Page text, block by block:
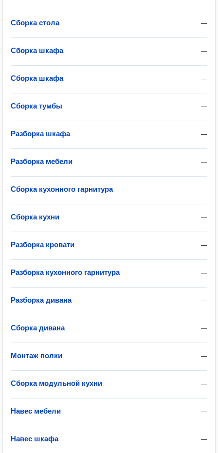
—
Сборка стола
—
Сборка шкафа
—
Сборка шкафа
—
Сборка тумбы
—
Разборка шкафа
—
Разборка мебели
—
Сборка кухонного гарнитура
—
Сборка кухни
—
Разборка кровати
—
Разборка кухонного гарнитура
—
Разборка дивана
—
Сборка дивана
—
Монтаж полки
—
Сборка модульной кухни
—
Навес мебели
—
Навес шкафа